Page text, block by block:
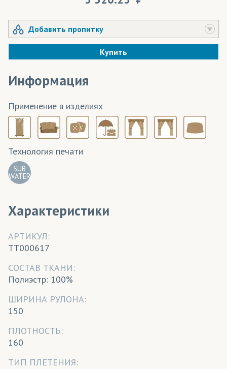
Добавить пропитку
Купить
Информация
Применение в изделиях
Технология печати
SUB
WATER
Характеристики
АРТИКУЛ:
TT000617
CОСТАВ ТКАНИ:
Полиэстр: 100%
ШИРИНА РУЛОНА:
150
ПЛОТНОСТЬ:
160
ТИП ПЛЕТЕНИЯ: